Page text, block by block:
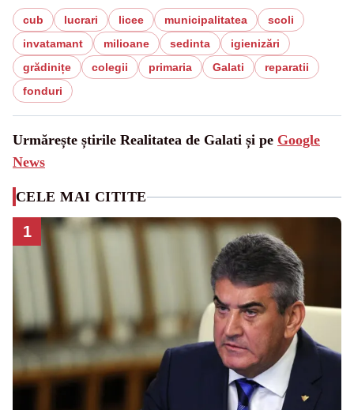
cub lucrari licee municipalitatea
scoli
invatamant
milioane sedinta
igienizări
grădinițe
colegii primaria Galati
reparatii
fonduri
Urmărește știrile Realitatea de Galati și pe Google
News
CELE MAI CITITE
1